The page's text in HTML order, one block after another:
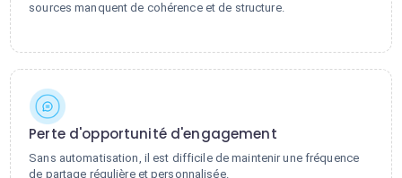
sources manquent de cohérence et de structure.
Perte d'opportunité d'engagement
Sans automatisation, il est difficile de maintenir une fréquence
de partage régulière et personnalisée.